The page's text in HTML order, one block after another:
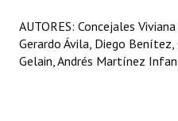
AUTORES: Concejales
Gerardo Ávila, Diego
Gelain, Andrés Martínez